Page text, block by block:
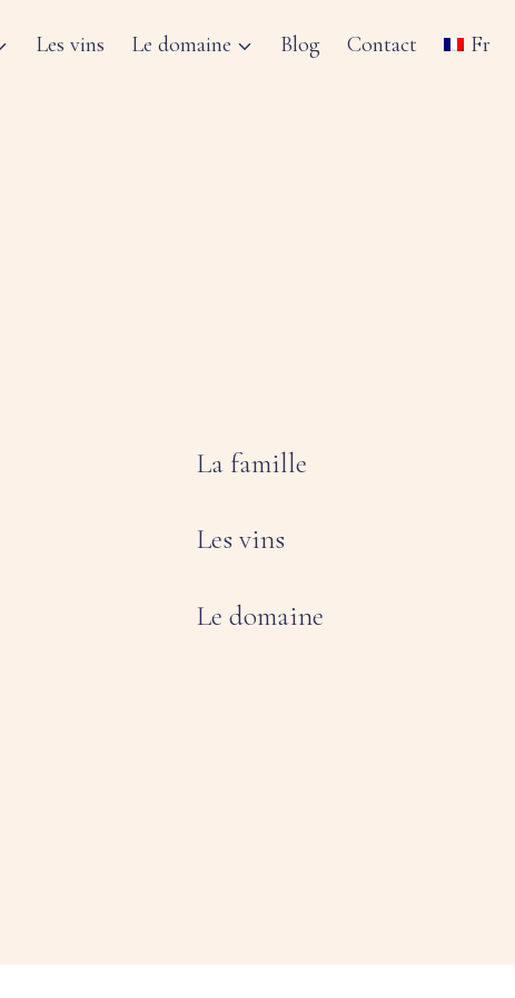
Les vins Le domaine Blog Contact Fr
La famille
Les vins
Le domaine